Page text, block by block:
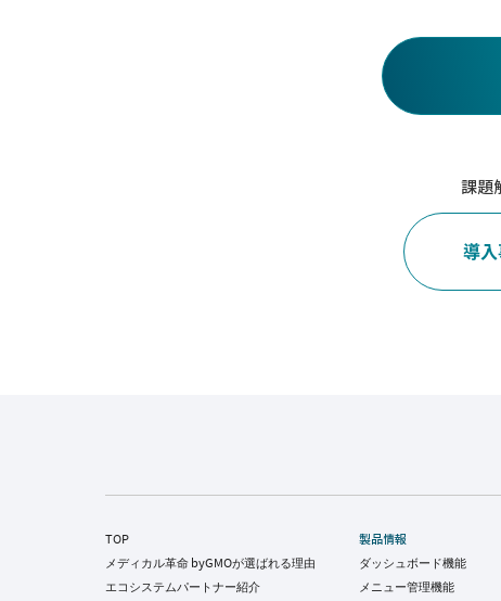
課題
導入
TOP
メディカル革命 byGMOが選ばれる理由
エコシステムパートナー紹介
製品情報
ダッシュボード機能
メニュー管理機能